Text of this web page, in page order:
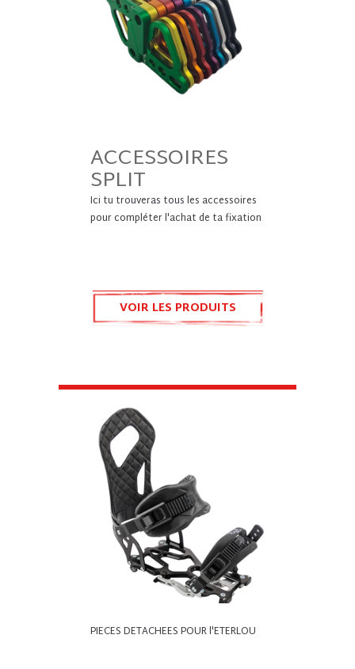
ACCESSOIRES
SPLIT
Ici tu trouveras tous les accessoires
pour compléter l'achat de ta fixation
VOIR LES PRODUITS
PIECES DETACHEES POUR l'ETERLOU